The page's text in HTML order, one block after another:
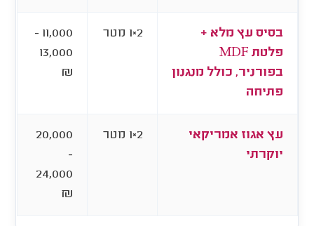
בסיס עץ מלא +
פלטת MDF
בפורניר, כולל מנגנון
פתיחה
2×1 מטר
11,000 -
13,000
₪
עץ אגוז אמריקאי
יוקרתי
2×1 מטר
20,000
-
24,000
₪